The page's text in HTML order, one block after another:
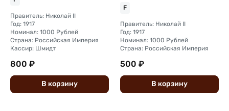
Правитель: Николай II
Год: 1917
Номинал: 1000 Рублей
Страна: Российская Империя
Кассир: Шмидт
800 ₽
В корзину
F
Правитель: Николай II
Год: 1917
Номинал: 1000 Рублей
Страна: Российская Империя
500 ₽
В корзину